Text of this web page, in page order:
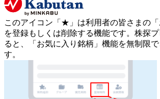
このアイコン 「★」 は利用者の皆さまの
を登録もしくは削除する機能です。 株探
ると、「お気に入り銘柄」機能を無制限
す。